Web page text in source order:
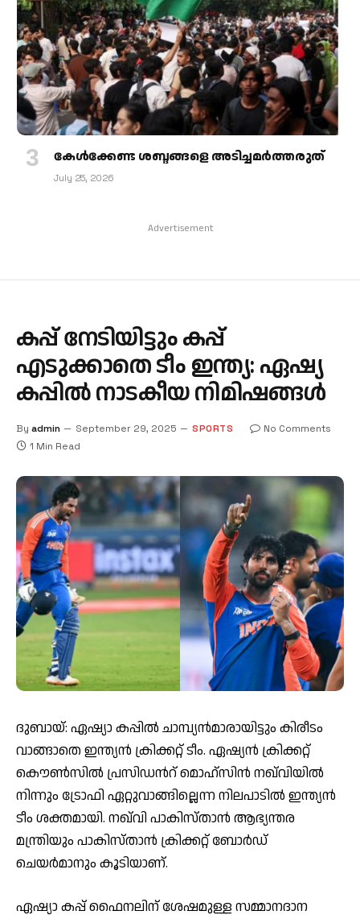
കേള്‍ക്കേണ്ട ശബ്ദങ്ങളെ അടിച്ചമര്‍ത്തരുത്
July 25, 2026
Advertisement
കപ്പ് നേടിയിട്ടും കപ്പ്‌
എടുക്കാതെ ടീം ഇന്ത്യ: ഏഷ്യ
കപ്പിൽ നാടകീയ നിമിഷങ്ങൾ
By admin September 29, 2025 SPORTS
No Comments
1 Min Read
ദുബായ്: ഏഷ്യാ കപ്പിൽ ചാമ്പ്യൻമാരായിട്ടും കിരീടം
വാങ്ങാതെ ഇന്ത്യൻ ക്രിക്കറ്റ് ടീം. ഏഷ്യൻ ക്രിക്കറ്റ്
കൌൺസിൽ പ്രസിഡൻറ് മൊഹ്‌സിൻ നഖ്‌വിയിൽ
നിന്നും ട്രോഫി ഏറ്റുവാങ്ങില്ലെന്ന നിലപാടിൽ ഇന്ത്യൻ
ടീം ശക്തമായി. നഖ്‌വി പാകിസ്താൻ ആഭ്യന്തര
മന്ത്രിയും പാകിസ്താൻ ക്രിക്കറ്റ് ബോർഡ്
ചെയർമാനും കൂടിയാണ്.
ഏഷ്യാ കപ്പ് ഫൈനലിന് ശേഷമുള്ള സമ്മാനദാന